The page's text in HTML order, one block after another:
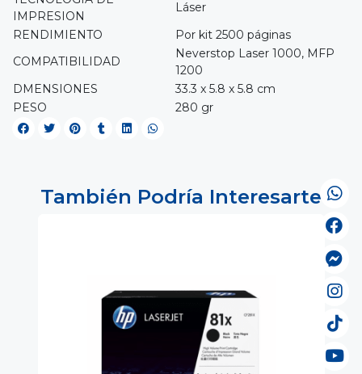
IMPRESION
Láser
RENDIMIENTO
Por kit 2500 páginas
COMPATIBILIDAD
Neverstop Laser 1000, MFP
1200
DMENSIONES
33.3 x 5.8 x 5.8 cm
PESO
280 gr
También Podría Interesarte